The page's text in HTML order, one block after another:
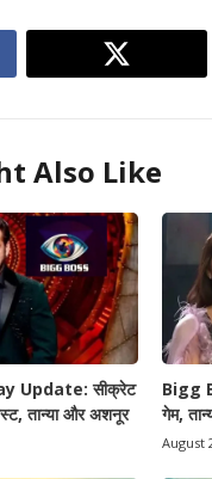
Also Like
Update: सीक्रेट
तान्या और अशनूर
Bigg
गेम,
August